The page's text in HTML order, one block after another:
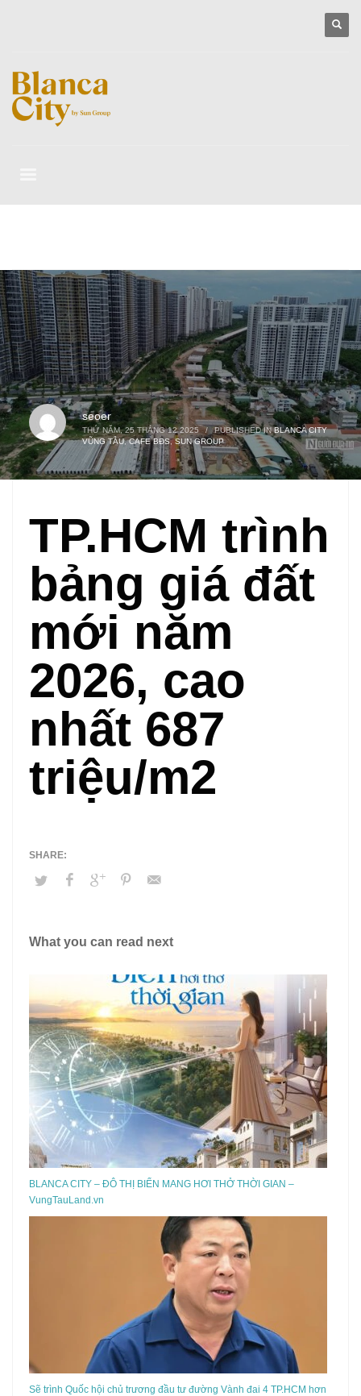
seoer
THỨ NĂM, 25 THÁNG 12 2025 / PUBLISHED INBLANCA CITY
VŨNG TÀU,CAFE BĐS,SUN GROUP
TP.HCM trình
bảng giá đất
mới năm
2026, cao
nhất 687
triệu/m2
What you can read next
BLANCA CITY – ĐÔ THỊ BIỂN MANG HƠI THỞ THỜI GIAN –
VungTauLand.vn
Sẽ trình Quốc hội chủ trương đầu tư đường Vành đai 4 TP.HCM hơn